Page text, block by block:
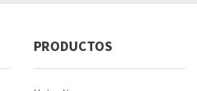
PRODUCTOS